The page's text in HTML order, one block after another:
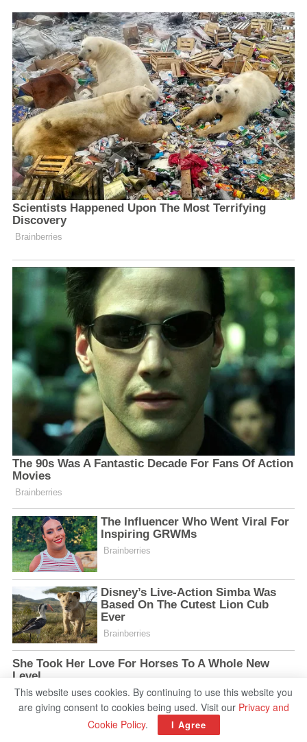
This website uses cookies. By continuing to use this website you
are giving consent to cookies being used. Visit our Privacy and
Cookie Policy. I Agree